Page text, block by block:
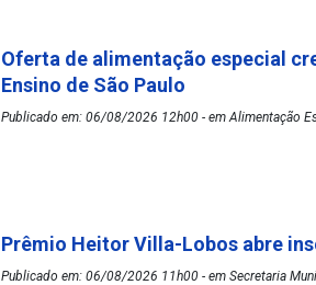
Oferta de alimentação especial
Ensino de São Paulo
Publicado em: 06/08/2026 12h00 - em Alimentação
Prêmio Heitor Villa-Lobos abre
Publicado em: 06/08/2026 11h00 - em Secretaria